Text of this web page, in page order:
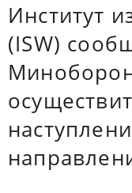
Институт
(ISW)